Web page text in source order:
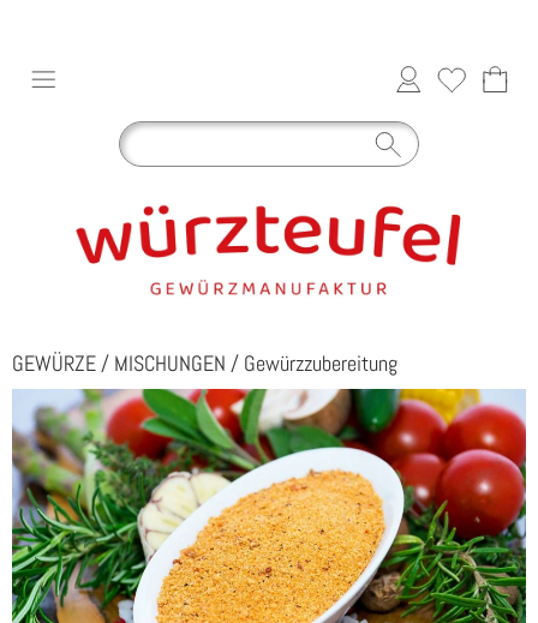
GEWÜRZE / MISCHUNGEN / Gewürzzubereitung